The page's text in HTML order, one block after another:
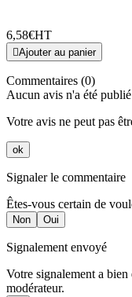
6,58€HT
Ajouter au panier
Commentaires (0)
Aucun avis n'a été
Votre avis ne peut pas
ok
Signaler le commentaire
Êtes-vous certain de
Non Oui
Signalement envoyé
Votre signalement a bien
modérateur.